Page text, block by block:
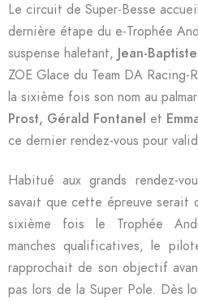
Le circuit de Super-Besse
dernière étape du e-Trophée
suspense haletant, Jean-
ZOE Glace du Team DA
la sixième fois son nom au
Prost, Gérald Fontanel et
ce dernier rendez-vous pour
Habitué aux grands rendez-
savait que cette épreuve serait
sixième fois le Trophée
manches qualificatives, le
rapprochait de son objectif
pas lors de la Super Pole. Dès